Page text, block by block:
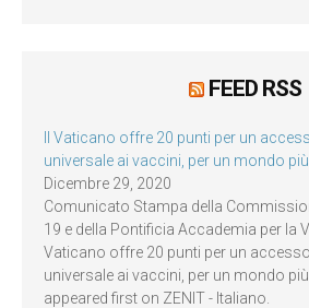
FEED RSS
Il Vaticano offre 20 punti per un
universale ai vaccini, per un mondo
Dicembre 29, 2020
Comunicato Stampa della
19 e della Pontificia Accademia per la
Vaticano offre 20 punti per un
universale ai vaccini, per un mondo
appeared first on ZENIT - Italiano.